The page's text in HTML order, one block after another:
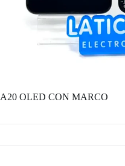
A20 OLED CON MARCO